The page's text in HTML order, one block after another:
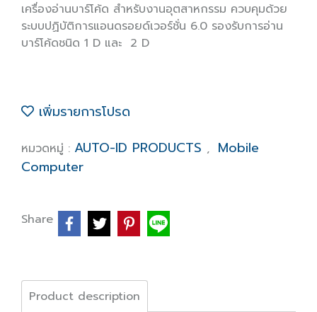
เครื่องอ่านบาร์โค้ด สำหรับงานอุตสาหกรรม ควบคุมด้วย
ระบบปฏิบัติการแอนดรอยด์เวอร์ชั่น 6.0 รองรับการอ่าน
บาร์โค้ดชนิด 1 D และ 2 D
เพิ่มรายการโปรด
หมวดหมู่ : AUTO-ID PRODUCTS , Mobile
Computer
Share
Product description